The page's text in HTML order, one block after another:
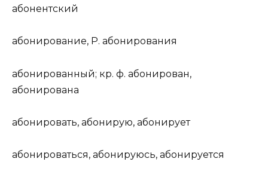
абонентский
абонирование, Р. абонирования
абонированный; кр. ф. абонирован,
абонирована
абонировать, абонирую, абонирует
абонироваться, абонируюсь, абонируется